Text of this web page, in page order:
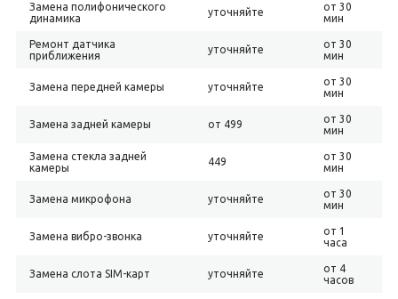
Замена полифонического
динамика
уточняйте
от 30
мин
Ремонт датчика
приближения
уточняйте
от 30
мин
Замена передней камеры уточняйте
от 30
мин
Замена задней камеры от 499
от 30
мин
Замена стекла задней
камеры
449
от 30
мин
Замена микрофона уточняйте
от 30
мин
Замена вибро-звонка уточняйте
от 1
часа
Замена слота SIM-карт уточняйте
от 4
часов